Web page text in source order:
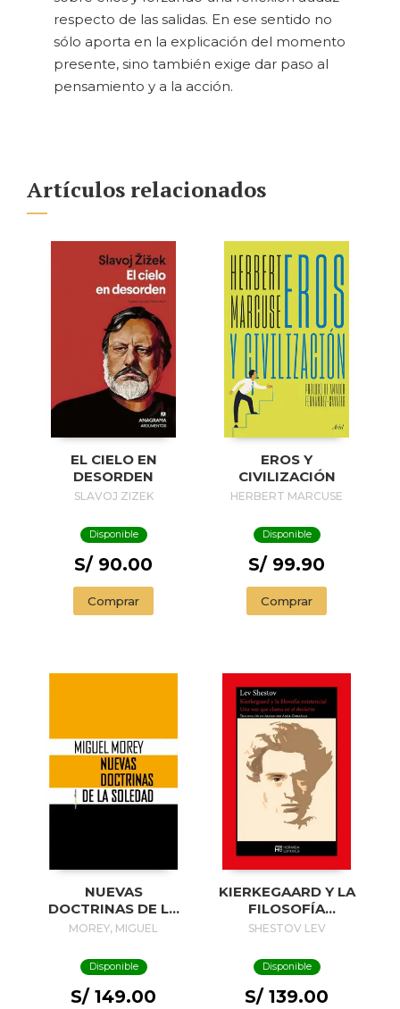
respecto de las salidas. En ese sentido no
sólo aporta en la explicación del momento
presente, sino también exige dar paso al
pensamiento y a la acción.
Artículos relacionados
EL CIELO EN
DESORDEN
SLAVOJ ZIZEK
Disponible
S/ 90.00
Comprar
EROS Y
CIVILIZACIÓN
HERBERT MARCUSE
Disponible
S/ 99.90
Comprar
NUEVAS
DOCTRINAS DE LA
SOLEDAD
MOREY, MIGUEL
Disponible
S/ 149.00
KIERKEGAARD Y LA
FILOSOFÍA
EXISTENCIAL
SHESTOV LEV
Disponible
S/ 139.00